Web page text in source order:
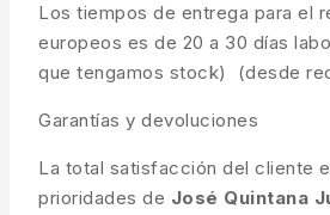
Los tiempos de entrega para el
europeos es de 20 a 30 días
que tengamos stock) (desde
Garantías y devoluciones
La total satisfacción del cliente
prioridades de José Quintana